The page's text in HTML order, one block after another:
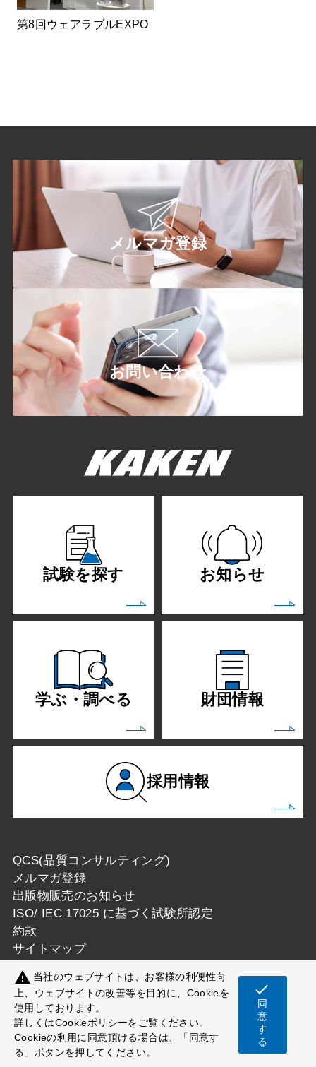
第8回ウェアラブルEXPO
メルマガ登録
お問い合わせ
試験を探す お知らせ
学ぶ・調べる 財団情報
採用情報
QCS(品質コンサルティング)
メルマガ登録
出版物販売のお知らせ
ISO/ IEC 17025 に基づく試験所認定
約款
サイトマップ
Copyright © 一般財団法人カケンテストセンター
All Rights Reserved.
warning 当社のウェブサイトは、お客様の利便性向
上、ウェブサイトの改善等を目的に、Cookieを
使用しております。
詳しくはCookieポリシーをご覧ください。
Cookieの利用に同意頂ける場合は、「同意す
る」ボタンを押してください。
check
同
意
す
る